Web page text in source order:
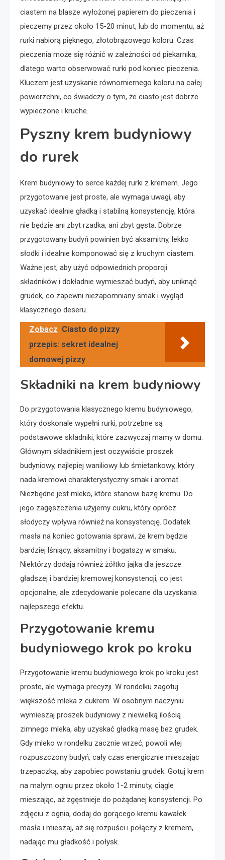
ciastem na blasze wyłożonej papierem do pieczenia i
pieczemy przez około 15-20 minut, lub do momentu, aż
rurki nabiorą pięknego, złotobrązowego koloru. Czas
pieczenia może się różnić w zależności od piekarnika,
dlatego warto obserwować rurki pod koniec pieczenia.
Kluczem jest uzyskanie równomiernego koloru na całej
powierzchni, co świadczy o tym, że ciasto jest dobrze
wypieczone i kruche.
Pyszny krem budyniowy
do rurek
Krem budyniowy to serce każdej rurki z kremem. Jego
przygotowanie jest proste, ale wymaga uwagi, aby
uzyskać idealnie gładką i stabilną konsystencję, która
nie będzie ani zbyt rzadka, ani zbyt gęsta. Dobrze
przygotowany budyń powinien być aksamitny, lekko
słodki i idealnie komponować się z kruchym ciastem.
Ważne jest, aby użyć odpowiednich proporcji
składników i dokładnie wymieszać budyń, aby uniknąć
grudek, co zapewni niezapomniany smak i wygląd
klasycznego deseru.
Zobacz Ciasto do pizzy
przepis: sekret idealnej
domowej pizzy
Składniki na krem budyniowy
Do przygotowania klasycznego kremu budyniowego,
który doskonale wypełni rurki, potrzebne są
podstawowe składniki, które zazwyczaj mamy w domu.
Głównym składnikiem jest oczywiście proszek
budyniowy, najlepiej waniliowy lub śmietankowy, który
nada kremowi charakterystyczny smak i aromat.
Niezbędne jest mleko, które stanowi bazę kremu. Do
jego zagęszczenia użyjemy cukru, który oprócz
słodyczy wpływa również na konsystencję. Dodatek
masła na koniec gotowania sprawi, że krem będzie
bardziej lśniący, aksamitny i bogatszy w smaku.
Niektórzy dodają również żółtko jajka dla jeszcze
gładszej i bardziej kremowej konsystencji, co jest
opcjonalne, ale zdecydowanie polecane dla uzyskania
najlepszego efektu.
Przygotowanie kremu
budyniowego krok po kroku
Przygotowanie kremu budyniowego krok po kroku jest
proste, ale wymaga precyzji. W rondelku zagotuj
większość mleka z cukrem. W osobnym naczyniu
wymieszaj proszek budyniowy z niewielką ilością
zimnego mleka, aby uzyskać gładką masę bez grudek.
Gdy mleko w rondelku zacznie wrzeć, powoli wlej
rozpuszczony budyń, cały czas energicznie mieszając
trzepaczką, aby zapobiec powstaniu grudek. Gotuj krem
na małym ogniu przez około 1-2 minuty, ciągle
mieszając, aż zgęstnieje do pożądanej konsystencji. Po
zdjęciu z ognia, dodaj do gorącego kremu kawałek
masła i mieszaj, aż się rozpuści i połączy z kremem,
nadając mu gładkość i połysk.